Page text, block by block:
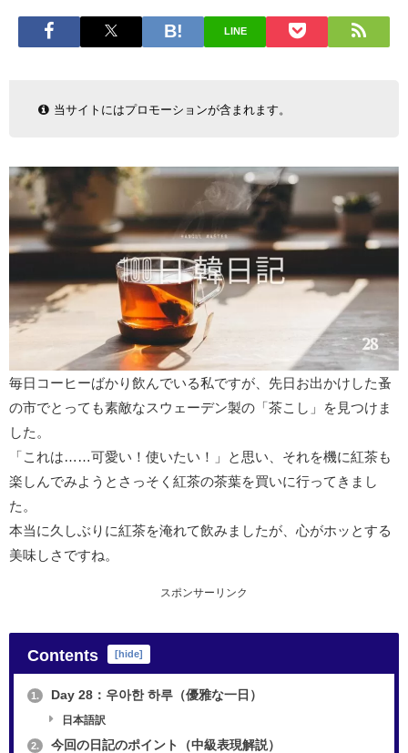
LINE
当サイトにはプロモーションが含まれます。
毎日コーヒーばかり飲んでいる私ですが、先日お出かけした蚤
の市でとっても素敵なスウェーデン製の「茶こし」を見つけま
した。
「これは……可愛い！使いたい！」と思い、それを機に紅茶も
楽しんでみようとさっそく紅茶の茶葉を買いに行ってきまし
た。
本当に久しぶりに紅茶を淹れて飲みましたが、心がホッとする
美味しさですね。
スポンサーリンク
Contents hide
1. Day 28：우아한 하루（優雅な一日）
日本語訳
2. 今回の日記のポイント（中級表現解説）